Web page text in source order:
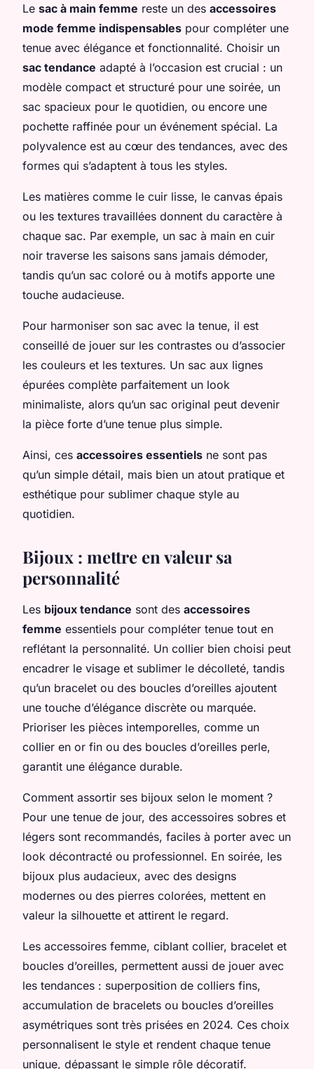
Le sac à main femme reste un des accessoires
mode femme indispensables pour compléter une
tenue avec élégance et fonctionnalité. Choisir un
sac tendance adapté à l’occasion est crucial : un
modèle compact et structuré pour une soirée, un
sac spacieux pour le quotidien, ou encore une
pochette raffinée pour un événement spécial. La
polyvalence est au cœur des tendances, avec des
formes qui s’adaptent à tous les styles.
Les matières comme le cuir lisse, le canvas épais
ou les textures travaillées donnent du caractère à
chaque sac. Par exemple, un sac à main en cuir
noir traverse les saisons sans jamais démoder,
tandis qu’un sac coloré ou à motifs apporte une
touche audacieuse.
Pour harmoniser son sac avec la tenue, il est
conseillé de jouer sur les contrastes ou d’associer
les couleurs et les textures. Un sac aux lignes
épurées complète parfaitement un look
minimaliste, alors qu’un sac original peut devenir
la pièce forte d’une tenue plus simple.
Ainsi, ces accessoires essentiels ne sont pas
qu’un simple détail, mais bien un atout pratique et
esthétique pour sublimer chaque style au
quotidien.
Bijoux : mettre en valeur sa
personnalité
Les bijoux tendance sont des accessoires
femme essentiels pour compléter tenue tout en
reflétant la personnalité. Un collier bien choisi peut
encadrer le visage et sublimer le décolleté, tandis
qu’un bracelet ou des boucles d’oreilles ajoutent
une touche d’élégance discrète ou marquée.
Prioriser les pièces intemporelles, comme un
collier en or fin ou des boucles d’oreilles perle,
garantit une élégance durable.
Comment assortir ses bijoux selon le moment ?
Pour une tenue de jour, des accessoires sobres et
légers sont recommandés, faciles à porter avec un
look décontracté ou professionnel. En soirée, les
bijoux plus audacieux, avec des designs
modernes ou des pierres colorées, mettent en
valeur la silhouette et attirent le regard.
Les accessoires femme, ciblant collier, bracelet et
boucles d’oreilles, permettent aussi de jouer avec
les tendances : superposition de colliers fins,
accumulation de bracelets ou boucles d’oreilles
asymétriques sont très prisées en 2024. Ces choix
personnalisent le style et rendent chaque tenue
unique, dépassant le simple rôle décoratif.